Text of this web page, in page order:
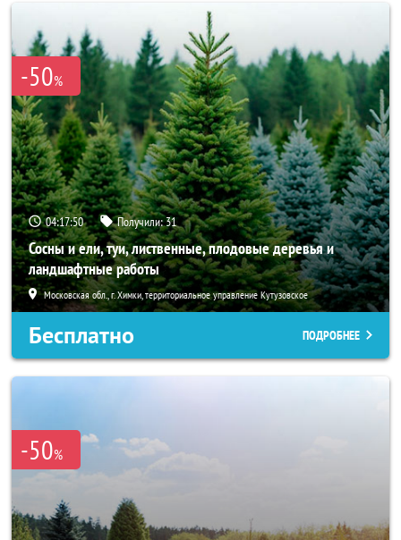
-50%
04:17:49 Получили:31
Сосны и ели, туи, лиственные, плодовые деревья и
ландшафтные работы
Московская обл., г. Химки, территориальное управление Кутузовское
Бесплатно ПОДРОБНЕЕ
-50%